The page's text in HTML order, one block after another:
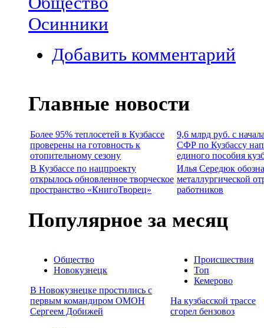
Осинники
Добавить комментарий
Главные новости
Более 95% теплосетей в Кузбассе
проверены на готовность к
отопительному сезону
9,6 млрд руб. с
СФР по Кузбассу
единого пособия
В Кузбассе по нацпроекту
открылось обновленное творческое
пространство «КнигоТворец»
Илья Середюк
металлургической
работников
Популярное за месяц
Общество
Новокузнецк
В Новокузнецке простились с
первым командиром ОМОН
Сергеем Добижей
Происшествия
Топ
Кемерово
На кузбасской трассе
сгорел бензовоз